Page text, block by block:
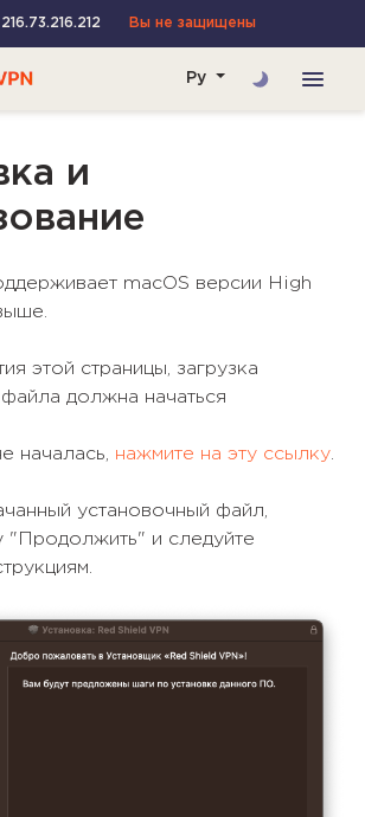
Вы не защищены
Ру
и
macOS версии High
этой страницы, загрузка
должна начаться
началась, нажмите на эту ссылку.
установочный файл,
"Продолжить" и следуйте